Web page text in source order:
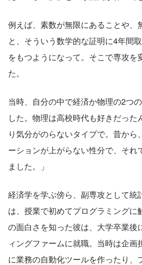
例えば、素数が無限にあることや、
と、そういう数学的な証明に4年間
をもつようになって。そこで専攻を
た。
当時、自分の中で経済か物理の2つ
した。物理は高校時代も好きだった
り気分がのらないタイプで。昔から
ーションが上がらない性分で、それ
ました。」
経済学を学ぶ傍ら、副専攻として統
は、授業で初めてプログラミングに
の面白さを知った彼は、大学卒業後
ィングファームに就職。当時は企画
に業務の自動化ツールを作ったり、